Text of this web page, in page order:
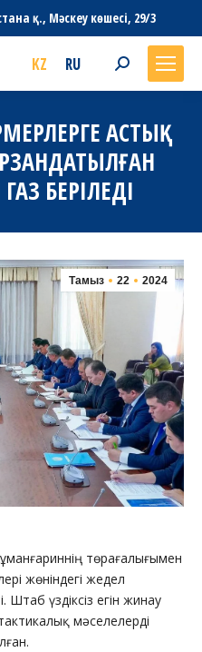
қ., Мәскеу көшесі, 29/3
KZ RU Search:
АСТЫҚ
БЕРІЛЕДІ
Тамыз 22 2024
төрағалығымен
жөніндегі жедел
үздіксіз егін жинау
мәселелерді